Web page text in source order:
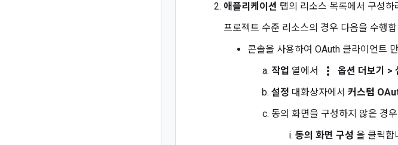
애플리케이션 탭의 리소스 목록에서 구성
프로젝트 수준 리소스의 경우 다음을 수행합
콘솔을 사용하여 OAuth 클라이언트
작업 열에서 more_vert 옵션 더보기 >
설정 대화상자에서 커스텀
동의 화면을 구성하지 않은 경
동의 화면 구성 을 클릭합